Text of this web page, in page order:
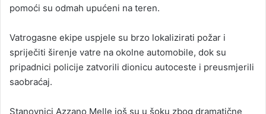
pomoći su odmah upućeni na teren.
Vatrogasne ekipe uspjele su brzo lokalizirati požar i
spriječiti širenje vatre na okolne automobile, dok su
pripadnici policije zatvorili dionicu autoceste i preusmjerili
saobraćaj.
Stanovnici Azzano Melle još su u šoku zbog dramatične